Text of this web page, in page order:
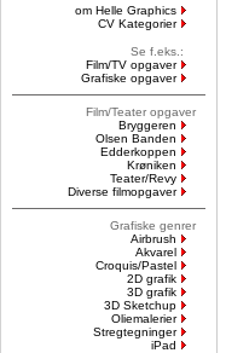
om Helle Graphics
CV Kategorier
Se f.eks.:
Film/TV opgaver
Grafiske opgaver
Film/Teater opgaver
Bryggeren
Olsen Banden
Edderkoppen
Krøniken
Teater/Revy
Diverse filmopgaver
Grafiske genrer
Airbrush
Akvarel
Croquis/Pastel
2D grafik
3D grafik
3D Sketchup
Oliemalerier
Stregtegninger
iPad